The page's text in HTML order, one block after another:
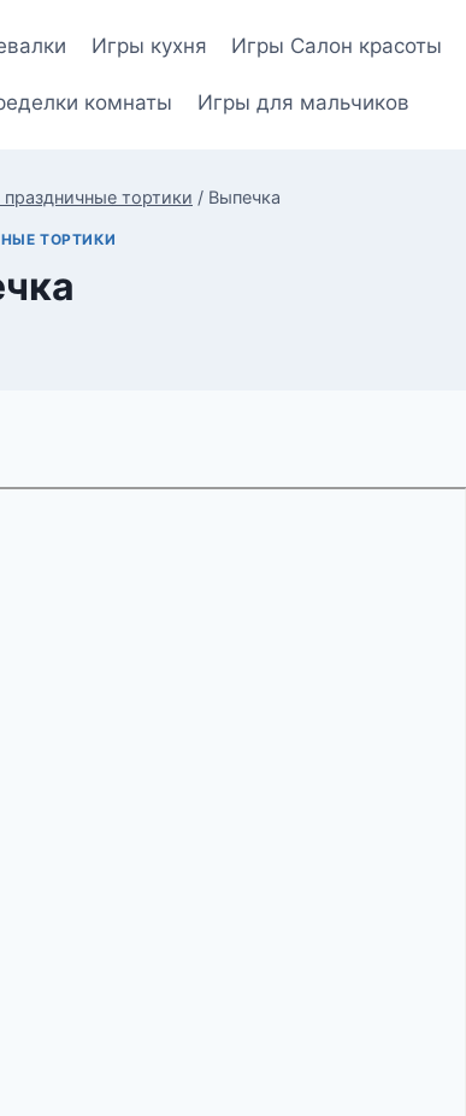
Игры кухня Игры Салон красоты
комнаты Игры для мальчиков
тортики / Выпечка
ТОРТИКИ